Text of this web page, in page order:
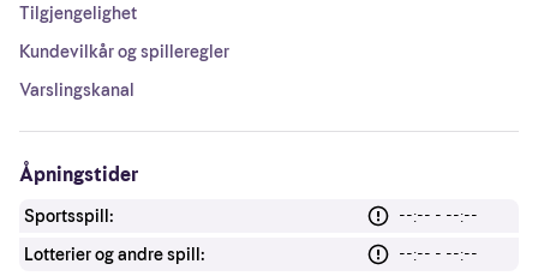
Tilgjengelighet
Kundevilkår og spilleregler
Varslingskanal
Åpningstider
Sportsspill:
--:-- - --:--
Lotterier og andre spill:
--:-- - --:--